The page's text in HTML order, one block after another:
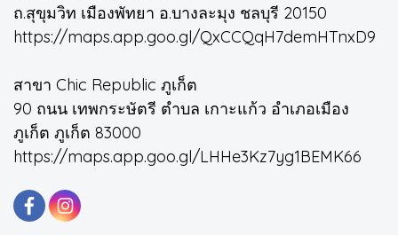
ถ.สุขุมวิท เมืองพัทยา อ.บางละมุง ชลบุรี 20150
https://maps.app.goo.gl/QxCCQqH7demHTnxD9
สาขา Chic Republic ภูเก็ต
90 ถนน เทพกระษัตรี ตำบล เกาะแก้ว อำเภอเมือง
ภูเก็ต ภูเก็ต 83000
https://maps.app.goo.gl/LHHe3Kz7yg1BEMK66